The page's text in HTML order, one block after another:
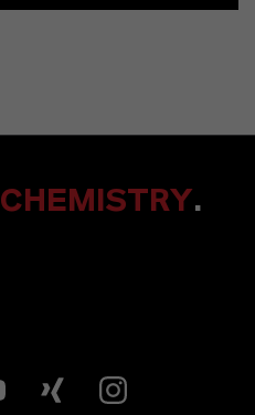
CHEMISTRY.